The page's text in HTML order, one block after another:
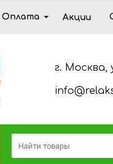
Оплата Акции
г. Москва,